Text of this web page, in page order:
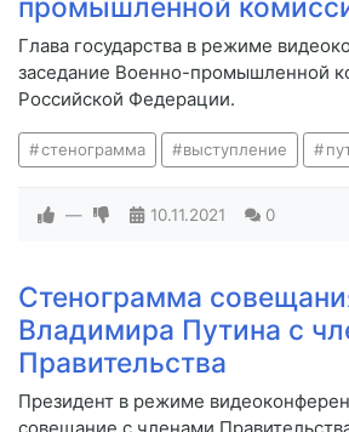
промышленной
Глава государства в режиме
заседание Военно-промышленной
Российской Федерации.
стенограмма выступление
— 10.11.2021 0
Стенограмма
Владимира Путина с
Правительства
Президент в режиме